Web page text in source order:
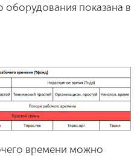
показана в
времени можно